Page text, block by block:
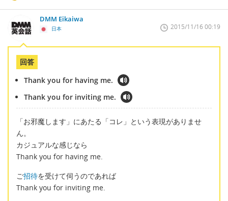
DMM Eikaiwa
日本 2015/11/16 00:19
回答
Thank you for having me.
Thank you for inviting me.
「お邪魔します」にあたる「コレ」という表現がありませ
ん。
カジュアルな感じなら
Thank you for having me.
ご招待を受けて伺うのであれば
Thank you for inviting me.